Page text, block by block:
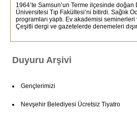
1964’te Samsun’un Terme ilçesinde doğan
Üniversitesi Tıp Fakültesi’ni bitirdi. Sağlık
programları yaptı. Ev akademisi
Çeşitli dergi ve gazetelerde denemeleri
Duyuru Arşivi
Gençlerimizi
Nevşehir Belediyesi Ücretsiz Tiyatro